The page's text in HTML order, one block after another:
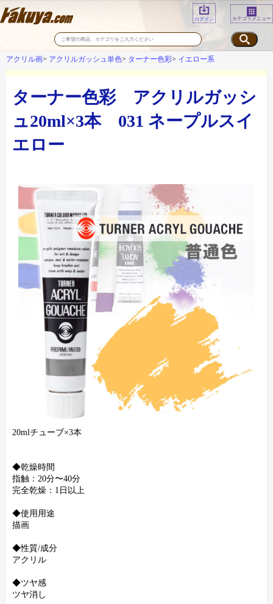
ログイン カテゴリメニュー
アクリル画 アクリルガッシュ単色 ターナー色彩 イエロー系
ターナー色彩 アクリルガッシ
ュ20ml×3本 031 ネープルスイ
エロー
20mlチューブ×3本
◆乾燥時間
指触：20分〜40分
完全乾燥：1日以上
◆使用用途
描画
◆性質/成分
アクリル
◆ツヤ感
ツヤ消し